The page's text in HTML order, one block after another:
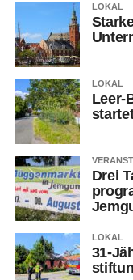
LOKAL
LOKAL
Leer-
Drei
LOKAL
31-